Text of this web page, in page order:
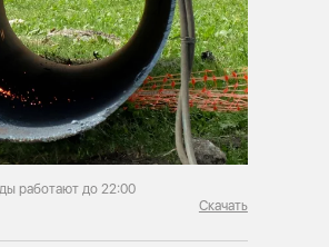
работают до 22:00
Скачать